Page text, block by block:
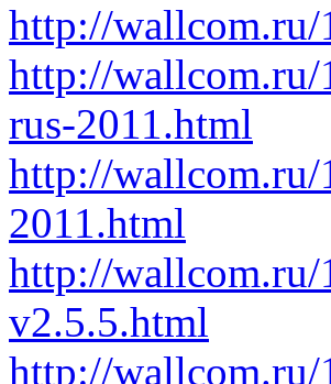
http://
http://
rus-2011.html
http://
2011.html
http://wallcom.ru/
v2.5.5.html
http://wallcom.ru/